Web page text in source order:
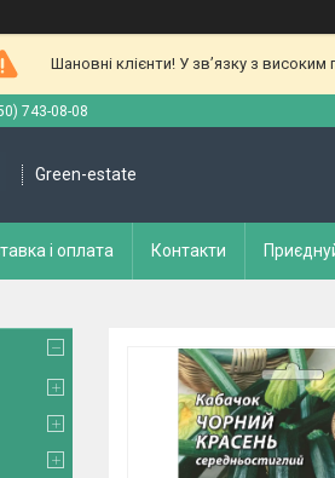
Шановні клієнти! У зв’язку з
743-08-08
Green-estate
і оплата Контакти